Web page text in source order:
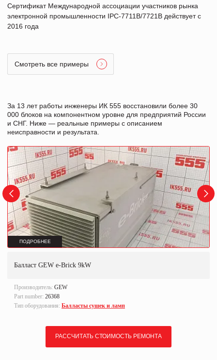
Сертификат Международной ассоциации участников рынка
электронной промышленности IPC-7711B/7721B действует с
2016 года
Смотреть все примеры
За 13 лет работы инженеры ИК 555 восстановили более 30
000 блоков на компонентном уровне для предприятий России
и СНГ. Ниже — реальные примеры с описанием
неисправности и результата.
ПОДРОБНЕЕ
Балласт GEW e-Brick 9kW
Производитель: GEW
Part number: 26368
Тип оборудования: Балласты сушек и ламп
РАССЧИТАТЬ СТОИМОСТЬ РЕМОНТА